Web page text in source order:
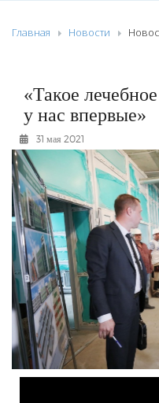
НОВОСТИ
К СВЕДЕНИЮ
КОНКУРСЫ
ФОТОРЕПОРТАЖИ
РЕКЛАМОДАТЕЛЯМ
ОБЪЯВЛЕНИЯ
КОНТАКТЫ
Главная Новости
«Такое
у нас впервые»
31 мая 2021